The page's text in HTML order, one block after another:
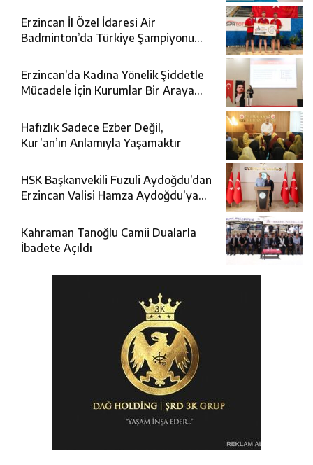
Erzincan İl Özel İdaresi Air
Badminton’da Türkiye Şampiyonu
Erzincan’da Kadına Yönelik Şiddetle
Mücadele İçin Kurumlar Bir Araya
Hafızlık Sadece Ezber Değil,
Kur’an’ın Anlamıyla Yaşamaktır
HSK Başkanvekili Fuzuli Aydoğdu’dan
Erzincan Valisi Hamza Aydoğdu’ya
Kahraman Tanoğlu Camii Dualarla
İbadete Açıldı